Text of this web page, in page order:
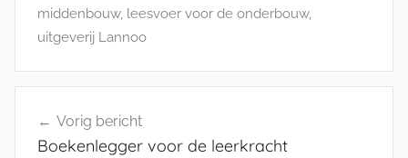
middenbouw, leesvoer voor de onderbouw,
uitgeverij Lannoo
navigatie
Vorig bericht
Boekenlegger voor de leerkracht